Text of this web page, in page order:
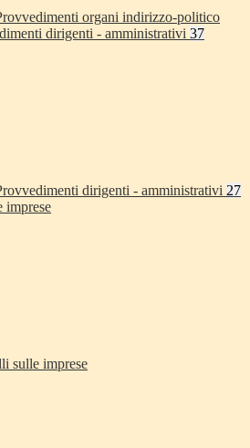
organi indirizzo-politico
dirigenti - amministrativi 37
dirigenti - amministrativi 27
imprese
sulle imprese